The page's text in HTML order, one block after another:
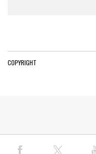
COPYRIGHT
© COPYRIGHT PAP 2026